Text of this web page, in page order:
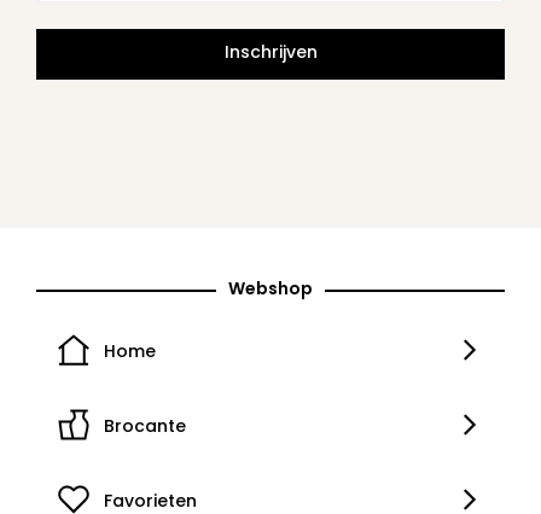
Inschrijven
Webshop
Home
Brocante
Favorieten